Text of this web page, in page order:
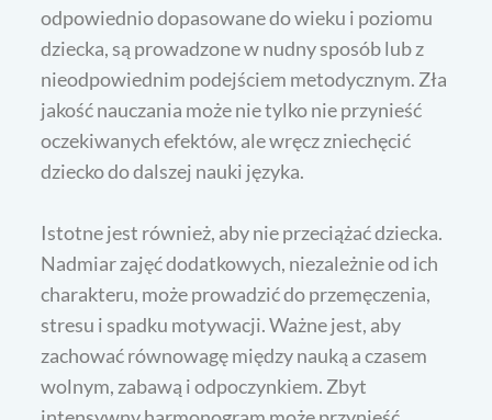
odpowiednio dopasowane do wieku i poziomu
dziecka, są prowadzone w nudny sposób lub z
nieodpowiednim podejściem metodycznym. Zła
jakość nauczania może nie tylko nie przynieść
oczekiwanych efektów, ale wręcz zniechęcić
dziecko do dalszej nauki języka.
Istotne jest również, aby nie przeciążać dziecka.
Nadmiar zajęć dodatkowych, niezależnie od ich
charakteru, może prowadzić do przemęczenia,
stresu i spadku motywacji. Ważne jest, aby
zachować równowagę między nauką a czasem
wolnym, zabawą i odpoczynkiem. Zbyt